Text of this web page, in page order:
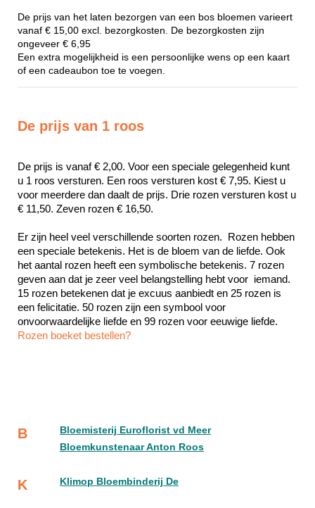
De prijs van het laten bezorgen van een bos bloemen varieert
vanaf € 15,00 excl. bezorgkosten. De bezorgkosten zijn
ongeveer € 6,95
Een extra mogelijkheid is een persoonlijke wens op een kaart
of een cadeaubon toe te voegen.
De prijs van 1 roos
De prijs is vanaf € 2,00. Voor een speciale gelegenheid kunt
u 1 roos versturen. Een roos versturen kost € 7,95. Kiest u
voor meerdere dan daalt de prijs. Drie rozen versturen kost u
€ 11,50. Zeven rozen € 16,50.
Er zijn heel veel verschillende soorten rozen.  Rozen hebben
een speciale betekenis. Het is de bloem van de liefde. Ook
het aantal rozen heeft een symbolische betekenis. 7 rozen
geven aan dat je zeer veel belangstelling hebt voor  iemand.
15 rozen betekenen dat je excuus aanbiedt en 25 rozen is
een felicitatie. 50 rozen zijn een symbool voor
Rozen boeket bestellen?
B
Bloemisterij Euroflorist vd Meer
Bloemkunstenaar Anton Roos
K Klimop Bloembinderij De